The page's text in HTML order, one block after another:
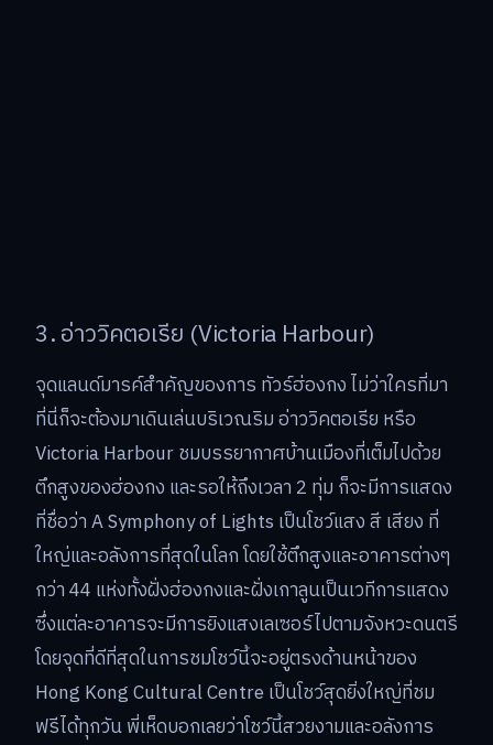
3. อ่าววิคตอเรีย (Victoria Harbour)
จุดแลนด์มารค์สำคัญของการ ทัวร์ฮ่องกง ไม่ว่าใครที่มา
ที่นี่ก็จะต้องมาเดินเล่นบริเวณริม อ่าววิคตอเรีย หรือ
Victoria Harbour ชมบรรยากาศบ้านเมืองที่เต็มไปด้วย
ตึกสูงของฮ่องกง และรอให้ถึงเวลา 2 ทุ่ม ก็จะมีการแสดง
ที่ชื่อว่า A Symphony of Lights เป็นโชว์แสง สี เสียง ที่
ใหญ่และอลังการที่สุดในโลก โดยใช้ตึกสูงและอาคารต่างๆ
กว่า 44 แห่งทั้งฝั่งฮ่องกงและฝั่งเกาลูนเป็นเวทีการแสดง
ซึ่งแต่ละอาคารจะมีการยิงแสงเลเซอร์ไปตามจังหวะดนตรี
โดยจุดที่ดีที่สุดในการชมโชว์นี้จะอยู่ตรงด้านหน้าของ
Hong Kong Cultural Centre เป็นโชว์สุดยิ่งใหญ่ที่ชม
ฟรีได้ทุกวัน พี่เห็ดบอกเลยว่าโชว์นี้สวยงามและอลังการ